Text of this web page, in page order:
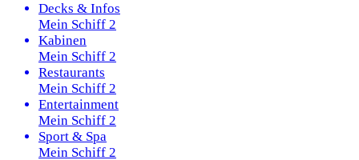
Decks & Infos
Mein Schiff 2
Kabinen
Mein Schiff 2
Restaurants
Mein Schiff 2
Entertainment
Mein Schiff 2
Sport & Spa
Mein Schiff 2